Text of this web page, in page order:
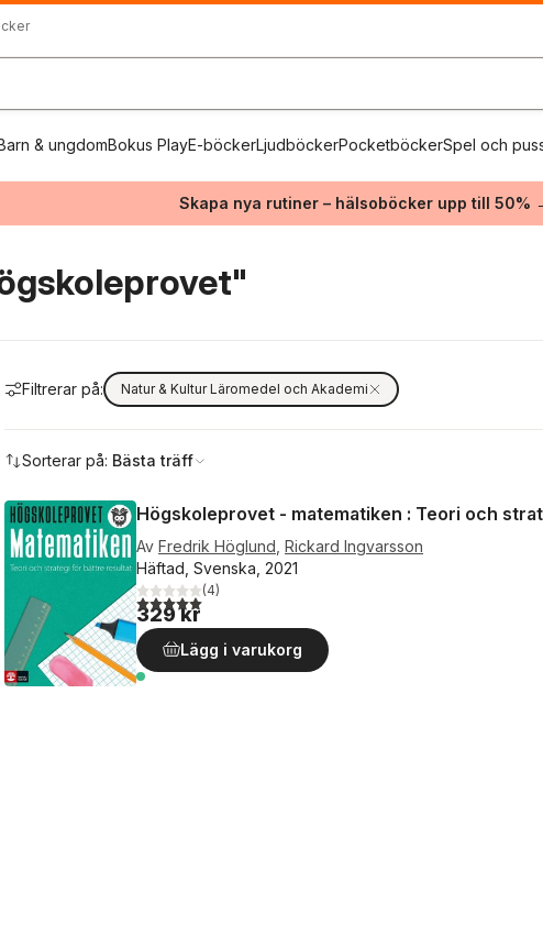
& ungdomBokus PlayE-böckerLjudböckerPocketböckerSpel och
Skapa nya rutiner – hälsoböcker upp till 50%
Filtrerar på: Natur & Kultur Läromedel och Akademi
Sorterar på: Bästa träff
Högskoleprovet - matematiken : Teori och
Av Fredrik Höglund Rickard Ingvarsson
Häftad, Svenska, 2021
5,0utav 5 stjärnor. Totalt antal röster:
(4)
329 kr
Lägg i varukorg